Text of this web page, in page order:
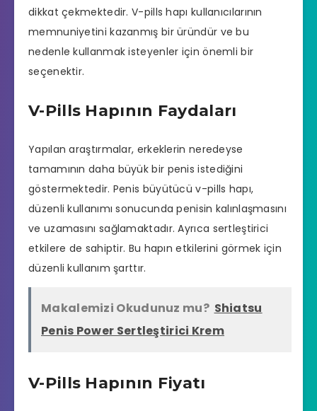
dikkat çekmektedir. V-pills hapı kullanıcılarının
memnuniyetini kazanmış bir üründür ve bu
nedenle kullanmak isteyenler için önemli bir
seçenektir.
V-Pills Hapının Faydaları
Yapılan araştırmalar, erkeklerin neredeyse
tamamının daha büyük bir penis istediğini
göstermektedir. Penis büyütücü v-pills hapı,
düzenli kullanımı sonucunda penisin kalınlaşmasını
ve uzamasını sağlamaktadır. Ayrıca sertleştirici
etkilere de sahiptir. Bu hapın etkilerini görmek için
düzenli kullanım şarttır.
Makalemizi Okudunuz mu? Shiatsu
Penis Power Sertleştirici Krem
V-Pills Hapının Fiyatı